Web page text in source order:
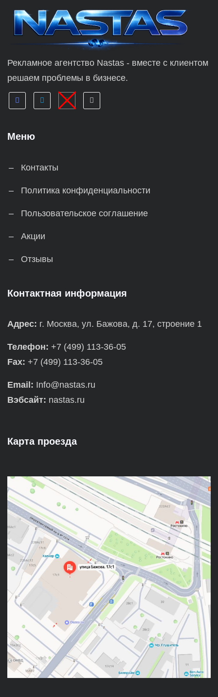
Рекламное агентство Nastas - вместе с клиентом
решаем проблемы в бизнесе.
Меню
Контакты
Политика конфиденциальности
Пользовательское соглашение
Акции
Отзывы
Контактная информация
Адрес: г. Москва, ул. Бажова, д. 17, строение 1
Телефон: +7 (499) 113-36-05
Fax: +7 (499) 113-36-05
Email: Info@nastas.ru
Вэбсайт: nastas.ru
Карта проезда